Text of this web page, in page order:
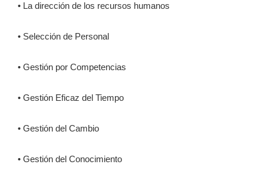
• La dirección de los recursos humanos
• Selección de Personal
• Gestión por Competencias
• Gestión Eficaz del Tiempo
• Gestión del Cambio
• Gestión del Conocimiento